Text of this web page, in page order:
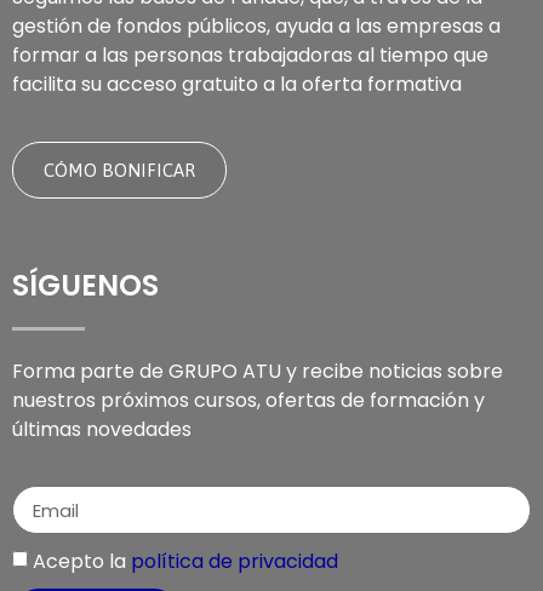
gestión de fondos públicos, ayuda a las empresas a
formar a las personas trabajadoras al tiempo que
facilita su acceso gratuito a la oferta formativa
CÓMO BONIFICAR
SÍGUENOS
Forma parte de GRUPO ATU y recibe noticias sobre
nuestros próximos cursos, ofertas de formación y
últimas novedades
Acepto la política de privacidad